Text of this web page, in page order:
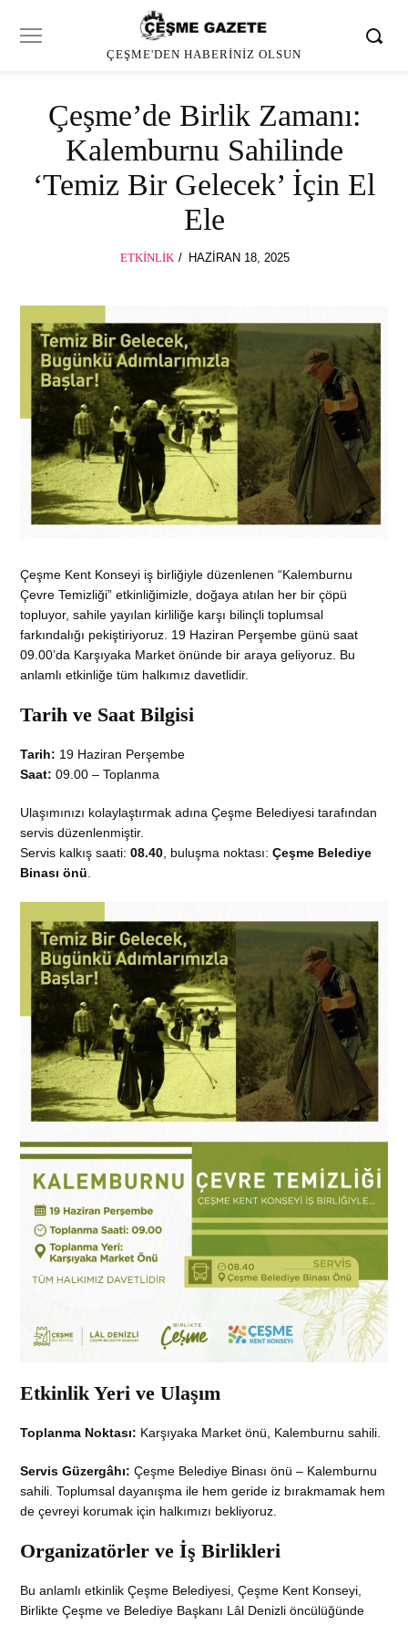
ÇEŞME'DEN HABERINIZ OLSUN
Çeşme’de Birlik Zamanı:
Kalemburnu Sahilinde
‘Temiz Bir Gelecek’ İçin El
Ele
ETKINLIK
POSTED
HAZIRAN 18, 2025
Çeşme Kent Konseyi iş birliğiyle düzenlenen “Kalemburnu
Çevre Temizliği” etkinliğimizle, doğaya atılan her bir çöpü
topluyor, sahile yayılan kirliliğe karşı bilinçli toplumsal
farkındalığı pekiştiriyoruz. 19 Haziran Perşembe günü saat
09.00’da Karşıyaka Market önünde bir araya geliyoruz. Bu
anlamlı etkinliğe tüm halkımız davetlidir.
Tarih ve Saat Bilgisi
Tarih: 19 Haziran Perşembe
Saat: 09.00 – Toplanma
Ulaşımınızı kolaylaştırmak adına Çeşme Belediyesi tarafından
servis düzenlenmiştir.
Servis kalkış saati:08.40 , buluşma noktası:Çeşme Belediye
Binası önü
Etkinlik Yeri ve Ulaşım
Toplanma Noktası: Karşıyaka Market önü, Kalemburnu sahili.
Servis Güzergâhı: Çeşme Belediye Binası önü – Kalemburnu
sahili. Toplumsal dayanışma ile hem geride iz bırakmamak hem
de çevreyi korumak için halkımızı bekliyoruz.
Organizatörler ve İş Birlikleri
Bu anlamlı etkinlik Çeşme Belediyesi, Çeşme Kent Konseyi,
Birlikte Çeşme ve Belediye Başkanı Lâl Denizli öncülüğünde